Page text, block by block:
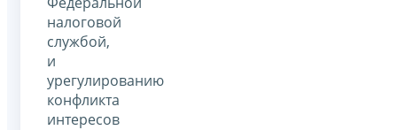
налоговой
службой,
и
урегулированию
конфликта
интересов